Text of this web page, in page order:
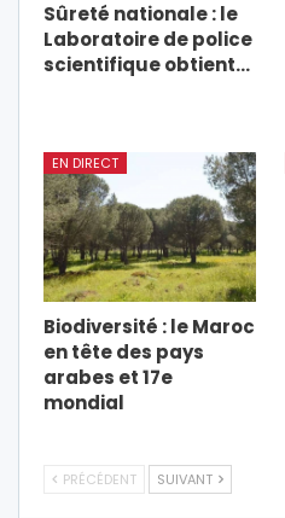
Sûreté nationale : le
Laboratoire de police
scientifique obtient…
EN DIRECT
Biodiversité : le Maroc
en tête des pays
arabes et 17e
mondial
PRÉCÉDENT SUIVANT